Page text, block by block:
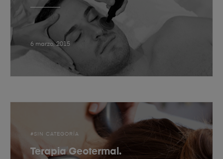
6 marzo, 2015
SIN CATEGORÍA
Terapia Geotermal.